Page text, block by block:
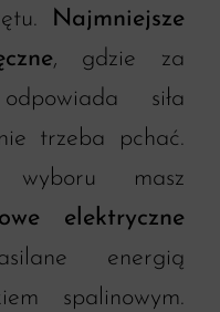
Najmniejsze
, gdzie za
siła
trzeba pchać.
masz
elektryczne
energią
spalinowym.